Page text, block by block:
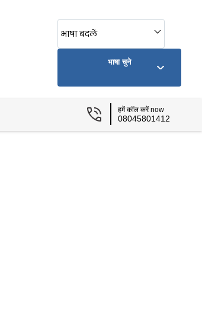
भाषा बदलें
भाषा चुने
हमें कॉल करें now
08045801412